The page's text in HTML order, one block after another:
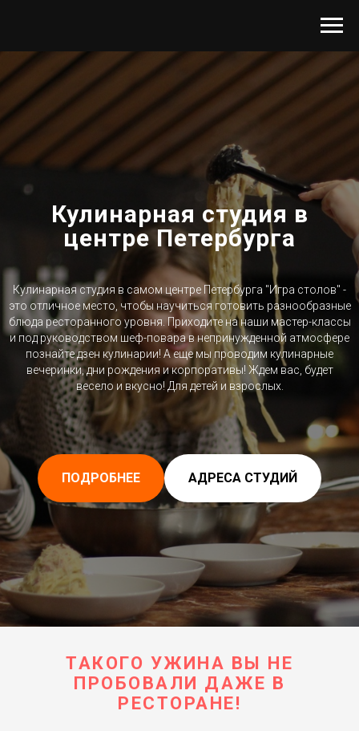
Кулинарная студия в
центре Петербурга
Кулинарная студия в самом центре Петербурга "Игра столов" -
это отличное место, чтобы научиться готовить разнообразные
блюда ресторанного уровня. Приходите на наши мастер-классы
и под руководством шеф-повара в непринужденной атмосфере
познайте дзен кулинарии! А еще мы проводим кулинарные
вечеринки, дни рождения и корпоративы! Ждем вас, будет
весело и вкусно! Для детей и взрослых.
ПОДРОБНЕЕ АДРЕСА СТУДИЙ
ТАКОГО УЖИНА ВЫ НЕ
ПРОБОВАЛИ ДАЖЕ В
РЕСТОРАНЕ!